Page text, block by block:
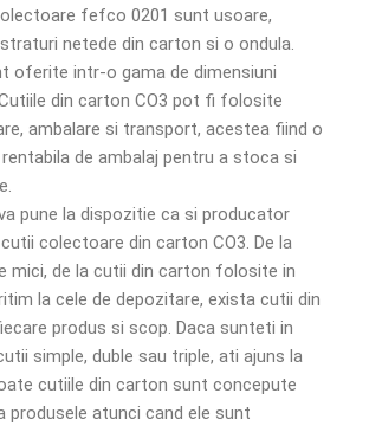
fefco 0201 sunt usoare,
netede din carton si o ondula.
oferite intr-o gama de dimensiuni
din carton CO3 pot fi folosite
ambalare si transport, acestea fiind o
de ambalaj pentru a stoca si
pune la dispozitie ca si producator
colectoare din carton CO3. De la
mici, de la cutii din carton folosite in
la cele de depozitare, exista cutii din
produs si scop. Daca sunteti in
simple, duble sau triple, ati ajuns la
cutiile din carton sunt concepute
produsele atunci cand ele sunt